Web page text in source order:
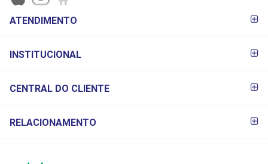
PAGAMENTO
ATENDIMENTO
INSTITUCIONAL
CENTRAL DO CLIENTE
RELACIONAMENTO